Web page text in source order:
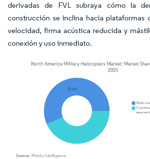
derivadas de FVL subraya cómo la
construcción se inclina hacia plataformas
velocidad, firma acústica reducida y
conexión y uso inmediato.